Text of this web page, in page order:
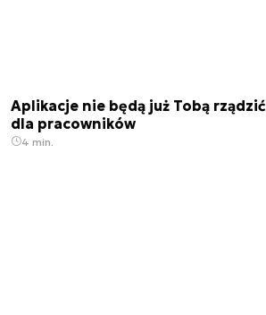
Aplikacje nie będą już Tobą
dla pracowników
4 min.